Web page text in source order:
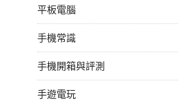
平板電腦
手機常識
手機開箱與評測
手遊電玩